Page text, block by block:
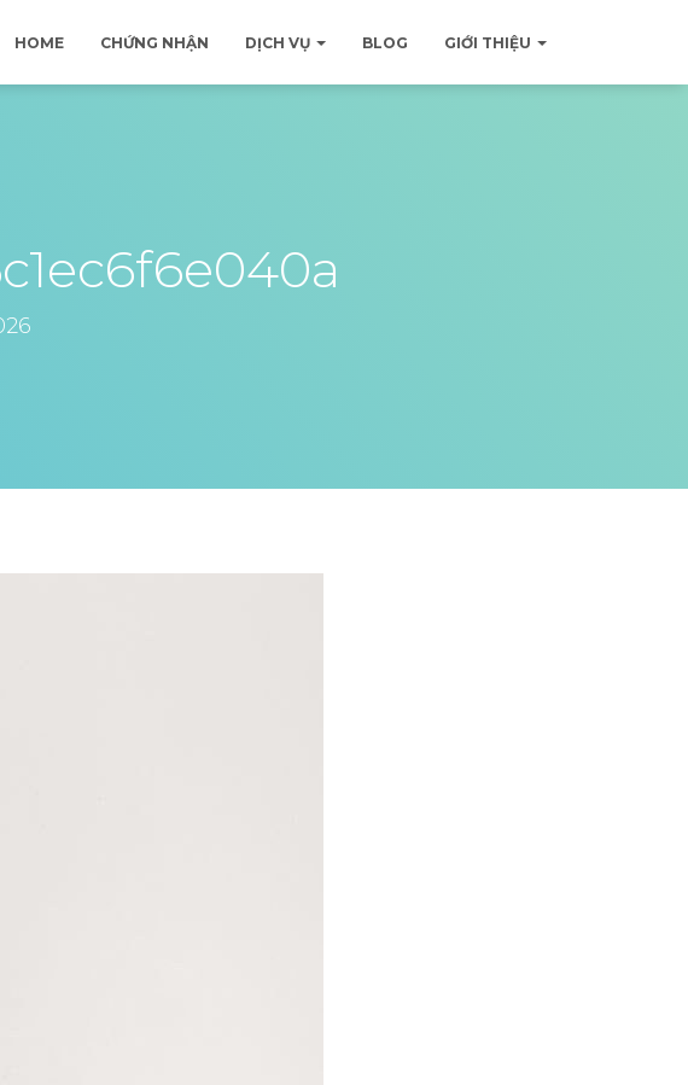
HOME CHỨNG NHẬN DỊCH VỤ BLOG GIỚI THIỆU